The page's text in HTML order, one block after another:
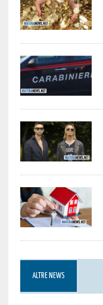
ALTRE NEWS